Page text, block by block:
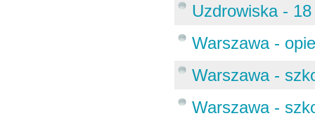
Uzdrowiska -
Warszawa -
Warszawa -
Warszawa -